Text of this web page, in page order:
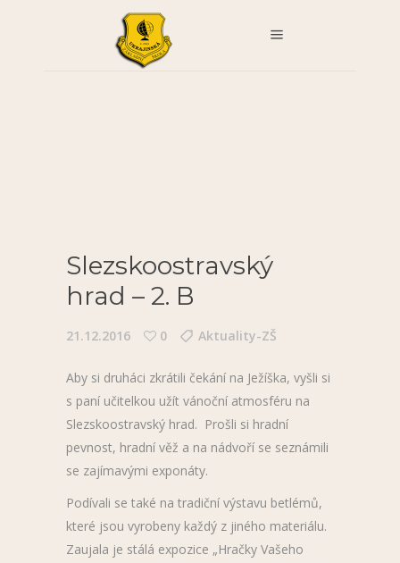
Slezskoostravský
hrad – 2. B
21.12.2016 0 Aktuality-ZŠ
Aby si druháci zkrátili čekání na Ježíška, vyšli si
s paní učitelkou užít vánoční atmosféru na
Slezskoostravský hrad. Prošli si hradní
pevnost, hradní věž a na nádvoří se seznámili
se zajímavými exponáty.
Podívali se také na tradiční výstavu betlémů,
které jsou vyrobeny každý z jiného materiálu.
Zaujala je stálá expozice „Hračky Vašeho